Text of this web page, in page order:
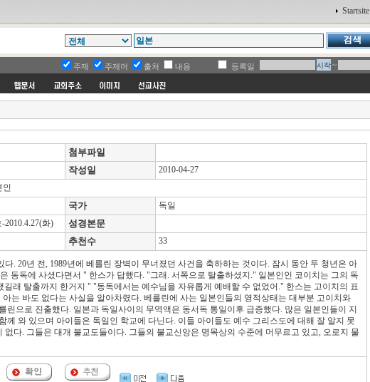
Startsite
주제 주제어 출처 내용 등록일 ~
첨부파일
작성일 2010-04-27
인
국가 독일
2010.4.27(화)
성경본문
추천수 33
. 20년 전, 1989년에 베를린 장벽이 무너졌던 사건을 축하하는 것이다. 잠시 동안 두 청년은 아
동독에 사셨다면서 " 한스가 답했다. "그래. 서쪽으로 탈출하셨지." 일본인인 코이치는 그의 독
래 탈출까지 한거지 " "동독에서는 예수님을 자유롭게 예배할 수 없었어." 한스는 고이치의 표
는 바도 없다는 사실을 알아차렸다. 베를린에 사는 일본인들의 영적상태는 대부분 고이치와
으로 진출했다. 일본과 독일사이의 무역액은 동서독 통일이후 급증했다. 많은 일본인들이 지
께 와 있으며 아이들은 독일인 학교에 다닌다. 이들 아이들도 예수 그리스도에 대해 잘 알지 못
다. 그들은 대개 불교도들이다. 그들의 불교신앙은 명목상의 수준에 머무르고 있고, 오로지 물